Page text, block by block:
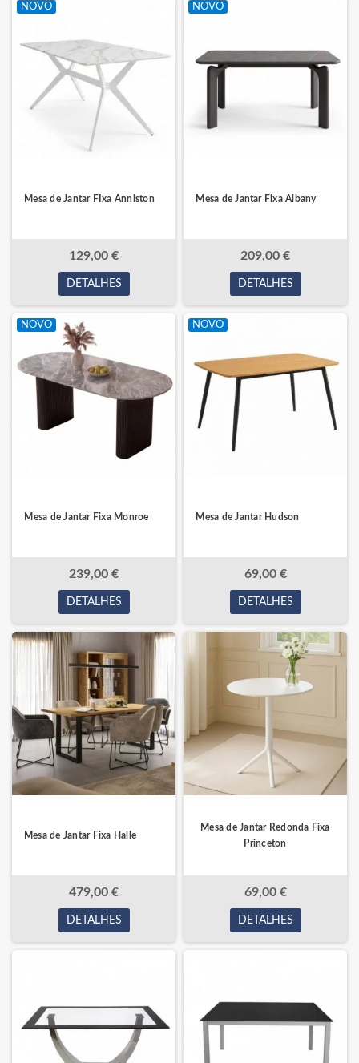
NOVO
Mesa de Jantar FIxa Anniston
129,00 €
DETALHES
NOVO
Mesa de Jantar Fixa Albany
209,00 €
DETALHES
NOVO
Mesa de Jantar Fixa Monroe
239,00 €
DETALHES
NOVO
Mesa de Jantar Hudson
69,00 €
DETALHES
Mesa de Jantar Fixa Halle
479,00 €
DETALHES
Mesa de Jantar Redonda Fixa
Princeton
69,00 €
DETALHES